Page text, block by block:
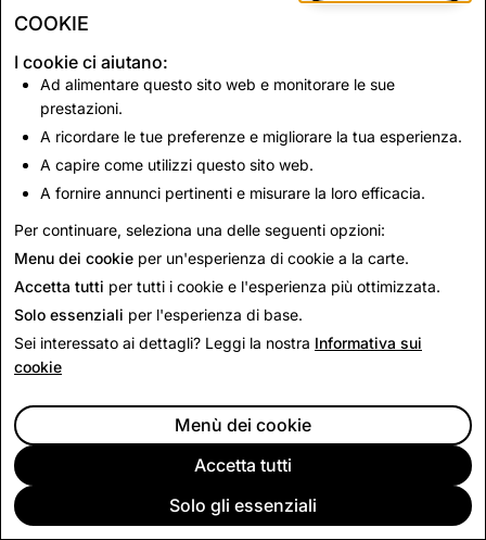
SOCIETÀ
COMMUNITY
INSERZIONI
NOTE LEGALI
CITIZENSNAP
INFORMATIVA SULLA PRIVACY
TERMINI DI SERVIZIO
COOKIE
I cookie ci aiutano:
Ad alimentare questo sito web e monitorare le sue
prestazioni.
A ricordare le tue preferenze e migliorare la tua esperienza.
A capire come utilizzi questo sito web.
A fornire annunci pertinenti e misurare la loro efficacia.
Per continuare, seleziona una delle seguenti opzioni:
Menu dei cookie per un'esperienza di cookie a la carte.
Accetta tutti per tutti i cookie e l'esperienza più ottimizzata.
Solo essenziali per l'esperienza di base.
Sei interessato ai dettagli? Leggi la nostra Informativa sui
cookie
Solo gli essenziali
Accetta tutti
Menù dei cookie